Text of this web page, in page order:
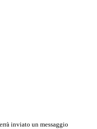
inviato un messaggio